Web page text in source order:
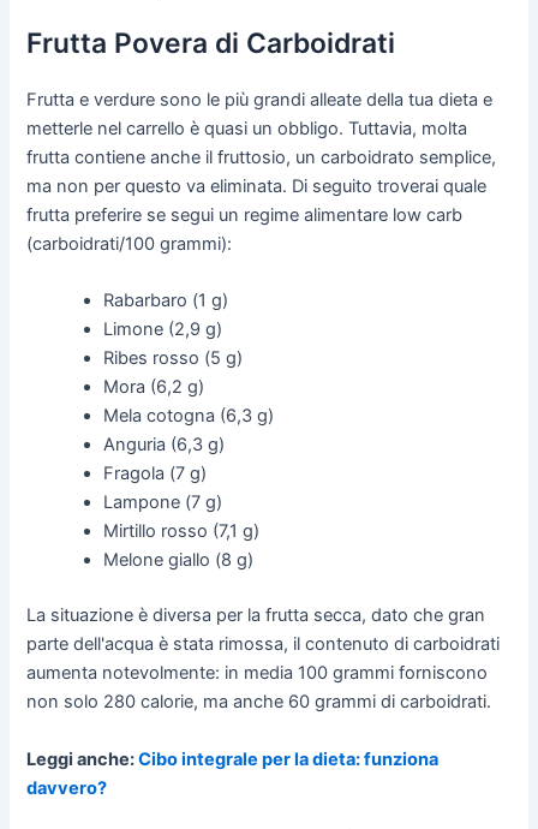
Frutta Povera di Carboidrati
Frutta e verdure sono le più grandi alleate della tua dieta e
metterle nel carrello è quasi un obbligo. Tuttavia, molta
frutta contiene anche il fruttosio, un carboidrato semplice,
ma non per questo va eliminata. Di seguito troverai quale
frutta preferire se segui un regime alimentare low carb
(carboidrati/100 grammi):
Rabarbaro (1 g)
Limone (2,9 g)
Ribes rosso (5 g)
Mora (6,2 g)
Mela cotogna (6,3 g)
Anguria (6,3 g)
Fragola (7 g)
Lampone (7 g)
Mirtillo rosso (7,1 g)
Melone giallo (8 g)
La situazione è diversa per la frutta secca, dato che gran
parte dell'acqua è stata rimossa, il contenuto di carboidrati
aumenta notevolmente: in media 100 grammi forniscono
non solo 280 calorie, ma anche 60 grammi di carboidrati.
Leggi anche:Cibo integrale per la dieta: funziona
davvero?